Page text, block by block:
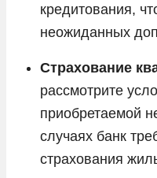
кредитования,
неожиданных
Страхование
рассмотрите
приобретаемой
случаях банк
страхования